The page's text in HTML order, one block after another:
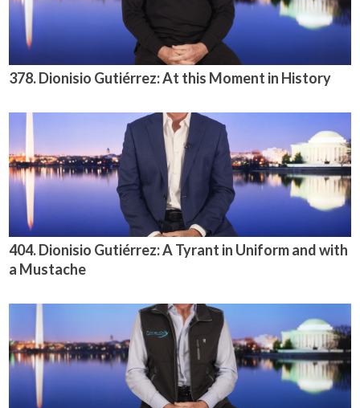
378. Dionisio Gutiérrez: At this Moment in History
404. Dionisio Gutiérrez: A Tyrant in Uniform and with
a Mustache